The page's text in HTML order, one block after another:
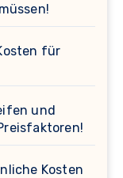
für
und
Kosten